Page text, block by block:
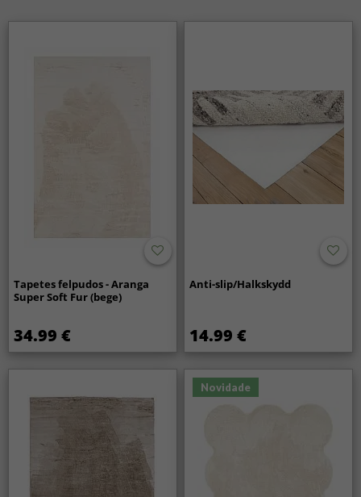
Tapetes felpudos - Aranga
Super Soft Fur (bege)
34.99 €
Anti-slip/Halkskydd
14.99 €
Novidade